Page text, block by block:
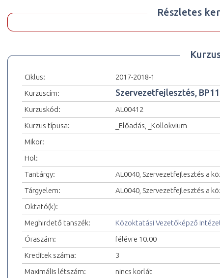
Részletes
Ciklus:
2017-2018-1
Kurzuscím:
Szervezetfejlesztés, BP11
Kurzuskód:
AL00412
Kurzus típusa:
_Előadás, _Kollokvium
Mikor:
Hol:
Tantárgy:
AL0040, Szervezetfejlesztés a
Tárgyelem:
AL0040, Szervezetfejlesztés a
Oktató(k):
Meghirdető tanszék:
Közoktatási Vezetőképző
Óraszám:
félévre 10.00
Kreditek száma:
3
Maximális létszám:
nincs korlát